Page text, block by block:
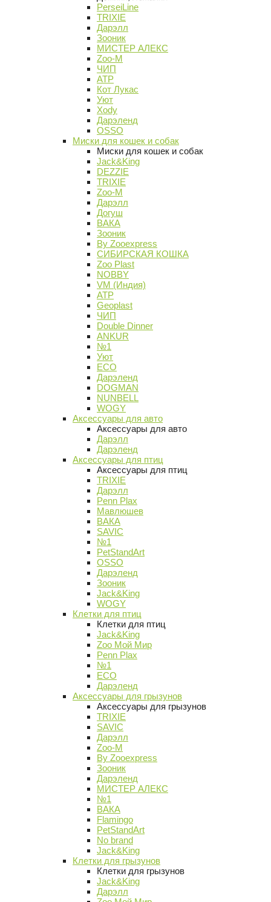
PerseiLine
TRIXIE
Дарэлл
Зооник
МИСТЕР АЛЕКС
Zoo-M
ЧИП
АТР
Кот Лукас
Уют
Xody
Дарэленд
OSSO
Миски для кошек и собак
Миски для кошек и собак
Jack&King
DEZZIE
TRIXIE
Zoo-M
Дарэлл
Догуш
ВАКА
Зооник
By Zooexpress
СИБИРСКАЯ КОШКА
Zoo Plast
NOBBY
VM (Индия)
АТР
Geoplast
ЧИП
Double Dinner
ANKUR
№1
Уют
ECO
Дарэленд
DOGMAN
NUNBELL
WOGY
Аксессуары для авто
Аксессуары для авто
Дарэлл
Дарэленд
Аксессуары для птиц
Аксессуары для птиц
TRIXIE
Дарэлл
Penn Plax
Мавлюшев
ВАКА
SAVIC
№1
PetStandArt
OSSO
Дарэленд
Зооник
Jack&King
WOGY
Клетки для птиц
Клетки для птиц
Jack&King
Zoo Мой Мир
Penn Plax
№1
ECO
Дарэленд
Аксессуары для грызунов
Аксессуары для грызунов
TRIXIE
SAVIC
Дарэлл
Zoo-M
By Zooexpress
Зооник
Дарэленд
МИСТЕР АЛЕКС
№1
ВАКА
Flamingo
PetStandArt
No brand
Jack&King
Клетки для грызунов
Клетки для грызунов
Jack&King
Дарэлл